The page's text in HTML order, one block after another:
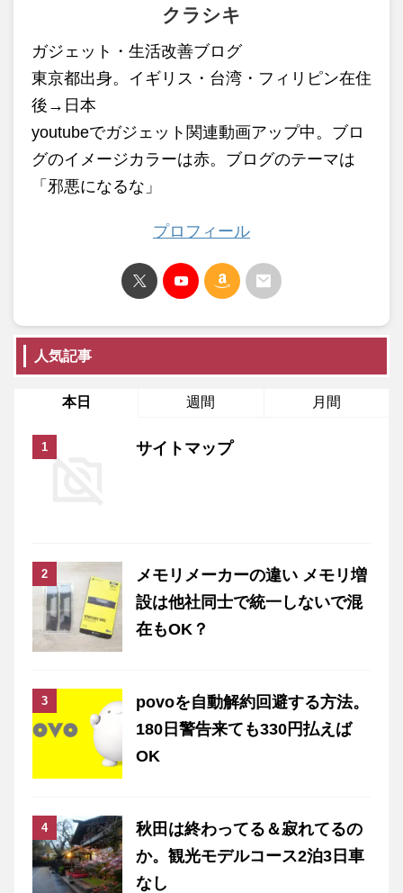
クラシキ
ガジェット・生活改善ブログ
東京都出身。イギリス・台湾・フィリピン在住
後→日本
youtubeでガジェット関連動画アップ中。ブロ
グのイメージカラーは赤。ブログのテーマは
「邪悪になるな」
プロフィール
人気記事
本日 週間 月間
サイトマップ
メモリメーカーの違い メモリ増
設は他社同士で統一しないで混
在もOK？
povoを自動解約回避する方法。
180日警告来ても330円払えば
OK
秋田は終わってる＆寂れてるの
か。観光モデルコース2泊3日車
なし